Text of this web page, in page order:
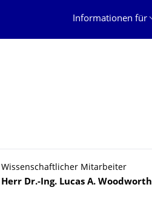
Informationen für
Wissenschaftlicher Mitarbeiter
Name
Herr Dr.-Ing. Lucas A. Woodworth